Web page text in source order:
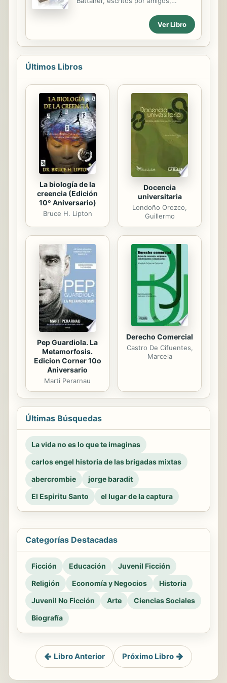
final hará que se abra una y otra vez
este hermoso libro sin palabras para
descubrir en el nuevos detalles
gráficos. Diseñado como un libro
desplegable, Korokoro puede ser
disfrutado...
estudios que se presentan
corresponden a tres ejes principales
de actuación en su carrera: la
dedicación a la docencia e
Pompeu Fabra.
Ver Libro
Últimos Libros
La biología de la
creencia (Edición
10º Aniversario)
Bruce H. Lipton
Docencia
universitaria
Londoño Orozco,
Guillermo
Pep Guardiola. La
Metamorfosis.
Edicion Corner 10o
Aniversario
Marti Perarnau
Derecho Comercial
Castro De Cifuentes,
Marcela
Últimas Búsquedas
La vida no es lo que te imaginas
carlos engel historia de las brigadas mixtas
abercrombie
jorge baradit
El Espiritu Santo
el lugar de la captura
Categorías Destacadas
Ficción Educación
Juvenil Ficción
Religión
Economía y Negocios
Historia
Juvenil No Ficción
Arte
Ciencias Sociales
Biografía
Libro Anterior Próximo Libro